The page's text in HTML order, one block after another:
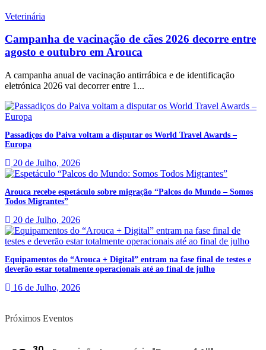
Veterinária
Campanha de vacinação de cães 2026 decorre entre
agosto e outubro em Arouca
A campanha anual de vacinação antirrábica e de identificação
eletrónica 2026 vai decorrer entre 1...
Passadiços do Paiva voltam a disputar os World Travel Awards –
Europa
20 de Julho, 2026
Arouca recebe espetáculo sobre migração “Palcos do Mundo – Somos
Todos Migrantes”
20 de Julho, 2026
Equipamentos do “Arouca + Digital” entram na fase final de testes e
deverão estar totalmente operacionais até ao final de julho
16 de Julho, 2026
Próximos Eventos